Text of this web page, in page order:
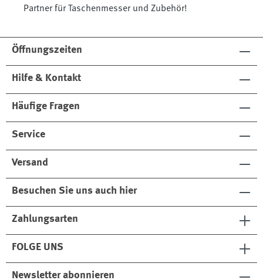
Partner für Taschenmesser und Zubehör!
Öffnungszeiten
Hilfe & Kontakt
Häufige Fragen
Service
Versand
Besuchen Sie uns auch hier
Zahlungsarten
FOLGE UNS
Newsletter abonnieren